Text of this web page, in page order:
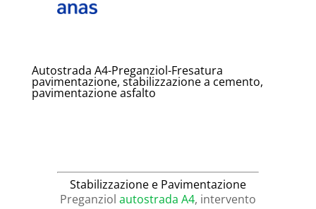
Autostrada A4-Preganziol-Fresatura
pavimentazione, stabilizzazione a cemento,
pavimentazione asfalto
Stabilizzazione e Pavimentazione
Preganziol autostrada A4, intervento